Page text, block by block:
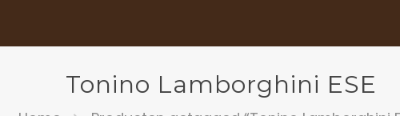
Tonino Lamborghini ESE